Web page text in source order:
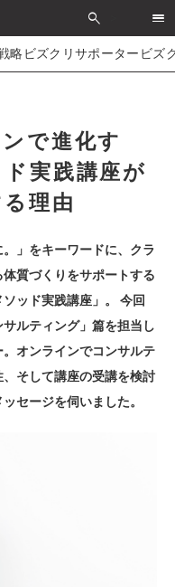
search
略ビズクリサポーター ビズ
で進化す
実践講座が
理由
」をキーワードに、クラ
質づくりをサポートする
ッド実践講座」。 今回
ルティング」篇を担当し
オンラインでコンサルテ
そして講座の受講を検討
セージを伺いました。